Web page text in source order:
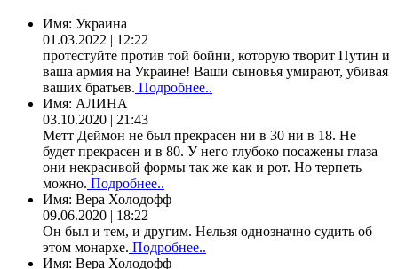
Имя: Украина
01.03.2022 | 12:22
протестуйте против той бойни, которую творит Путин и
ваша армия на Украине! Ваши сыновья умирают, убивая
ваших братьев. Подробнее..
Имя: АЛИНА
03.10.2020 | 21:43
Метт Деймон не был прекрасен ни в 30 ни в 18. Не
будет прекрасен и в 80. У него глубоко посажены глаза
они некрасивой формы так же как и рот. Но терпеть
можно. Подробнее..
Имя: Вера Холодофф
09.06.2020 | 18:22
Он был и тем, и другим. Нельзя однозначно судить об
этом монархе. Подробнее..
Имя: Вера Холодофф